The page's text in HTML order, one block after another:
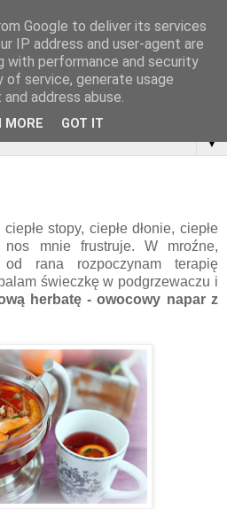
▼
stopy, ciepłe dłonie, ciepłe
nos mnie frustruje. W mroźne,
rana rozpoczynam terapię
świeczkę w podgrzewaczu i
herbatę - owocowy napar z
Google to deliver its services
IP address and user-agent are
with performance and security
service, generate usage
address abuse.
MORE GOT IT